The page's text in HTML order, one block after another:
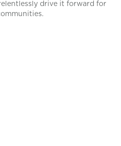
drive it forward for